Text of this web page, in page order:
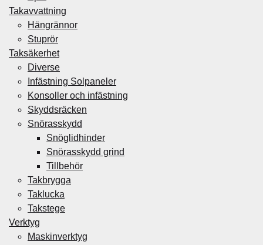
Takavvattning
Hängrännor
Stuprör
Taksäkerhet
Diverse
Infästning Solpaneler
Konsoller och infästning
Skyddsräcken
Snörasskydd
Snöglidhinder
Snörasskydd grind
Tillbehör
Takbrygga
Taklucka
Takstege
Verktyg
Maskinverktyg